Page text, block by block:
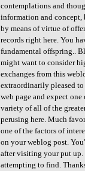
contemplations and
information and
by means of virtue of
records right here. You
fundamental offspring..
might want to consider
exchanges from this
extraordinarily pleased to
web page and expect one
variety of all of the
perusing here. Much
one of the factors of
on your weblog post.
after visiting your put up.
attempting to find.